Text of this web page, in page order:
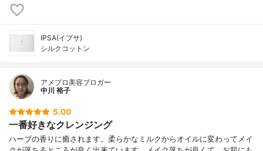
IPSA(イプサ)
シルクコットン
アメブロ美容ブロガー
中川 裕子
5.00
一番好きなクレンジング
ハーブの香りに癒されます。柔らかなミルクからオイルに変わってメイ